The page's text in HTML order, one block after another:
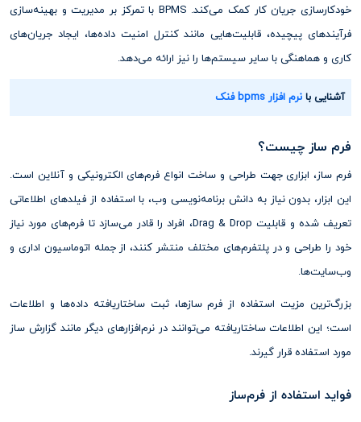
خودکارسازی جریان کار کمک می‌کند. BPMS با تمرکز بر مدیریت و بهینه‌سازی
فرآیندهای پیچیده، قابلیت‌هایی مانند کنترل امنیت داده‌ها، ایجاد جریان‌های
کاری و هماهنگی با سایر سیستم‌ها را نیز ارائه می‌دهد.
آشنایی با نرم افزار bpms فنک
فرم ساز چیست؟
فرم ساز، ابزاری جهت طراحی و ساخت انواع فرم‌های الکترونیکی و آنلاین است.
این ابزار، بدون نیاز به دانش برنامه‌نویسی وب، با استفاده از فیلدهای اطلاعاتی
تعریف شده و قابلیت Drag & Drop، افراد را قادر می‌سازد تا فرم‌های مورد نیاز
خود را طراحی و در پلتفرم‌های مختلف منتشر کنند، از جمله اتوماسیون اداری و
وب‌سایت‌ها.
بزرگ‌ترین مزیت استفاده از فرم‌ سازها، ثبت ساختاریافته داده‌ها و اطلاعات
است؛ این اطلاعات ساختاریافته می‌توانند در نرم‌افزارهای دیگر مانند گزارش ساز
مورد استفاده قرار گیرند.
فواید استفاده از فرم‌ساز